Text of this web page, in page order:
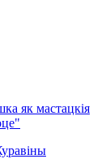
як мастацкія